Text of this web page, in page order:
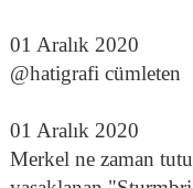
01 Aralık 2020
@hatigrafi cümleten
01 Aralık 2020
Merkel ne zaman